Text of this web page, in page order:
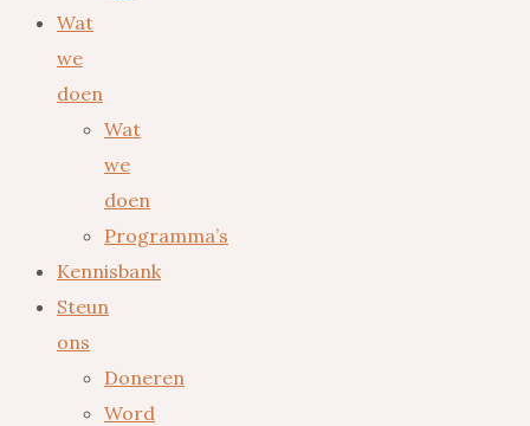
Wat
we
doen
Wat
we
doen
Programma’s
Kennisbank
Steun
ons
Doneren
Word